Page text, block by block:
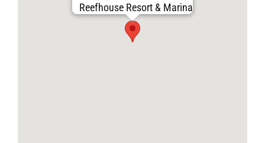
Reefhouse Resort & Marina